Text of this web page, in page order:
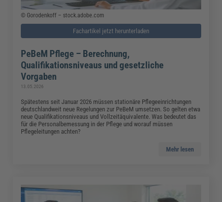
© Gorodenkoff – stock.adobe.com
Fachartikel jetzt herunterladen
PeBeM Pflege – Berechnung,
Qualifikationsniveaus und gesetzliche
Vorgaben
13.05.2026
Spätestens seit Januar 2026 müssen stationäre Pflegeeinrichtungen
deutschlandweit neue Regelungen zur PeBeM umsetzen. So gelten etwa
neue Qualifikationsniveaus und Vollzeitäquivalente. Was bedeutet das
für die Personalbemessung in der Pflege und worauf müssen
Pflegeleitungen achten?
Mehr lesen